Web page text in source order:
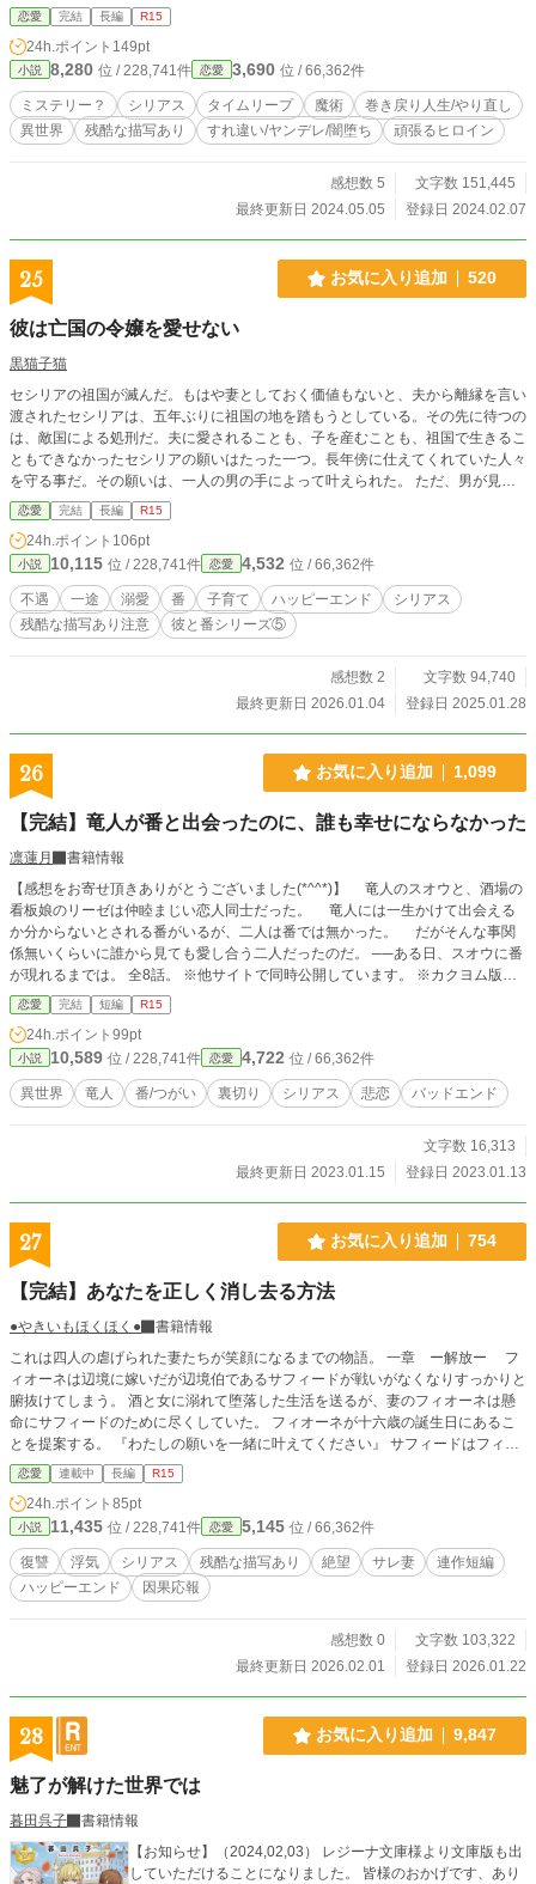
た人生で、真実を探すことにした。 彼と、決別するために。
＊完結まで書き終え済
恋愛 完結 長編 R15
24h.ポイント 149pt
小説 8,280 位 / 228,741件 恋愛 3,690 位 / 66,362件
ミステリー？ シリアス タイムリープ 魔術
巻き戻り人生/やり直し
異世界
残酷な描写あり すれ違い/ヤンデレ/闇堕ち 頑張るヒロイン
感想数 5
文字数 151,445
最終更新日 2024.05.05
登録日 2024.02.07
25 お気に入り追加 520
彼は亡国の令嬢を愛せない
黒猫子猫
セシリアの祖国が滅んだ。もはや妻としておく価値もないと、夫から離縁を言い
渡されたセシリアは、五年ぶりに祖国の地を踏もうとしている。その先に待つの
は、敵国による処刑だ。夫に愛されることも、子を産むことも、祖国で生きるこ
ともできなかったセシリアの願いはたった一つ。長年傍に仕えてくれていた人々
を守る事だ。その願いは、一人の男の手によって叶えられた。 ただ、男が見返
りに求めてきたものは、セシリアの想像をはるかに超えるものだった。 ※同一
世界観の関連作がありますが、これのみで読めます。本シリーズ初の長編作品で
す。 ※ヒーローはスパダリ時々ポンコツです。口も悪いです。
恋愛 完結 長編 R15
24h.ポイント 106pt
小説 10,115 位 / 228,741件 恋愛 4,532 位 / 66,362件
不遇 一途 溺愛 番 子育て ハッピーエンド
シリアス
残酷な描写あり注意
彼と番シリーズ⑤
感想数 2
文字数 94,740
最終更新日 2026.01.04
登録日 2025.01.28
26 お気に入り追加 1,099
【完結】竜人が番と出会ったのに、誰も幸せにならなかった
凛蓮月
書籍情報
【感想をお寄せ頂きありがとうございました(*^^*)】 竜人のスオウと、酒場の
看板娘のリーゼは仲睦まじい恋人同士だった。 竜人には一生かけて出会える
か分からないとされる番がいるが、二人は番では無かった。 だがそんな事関
係無いくらいに誰から見ても愛し合う二人だったのだ。 ──ある日、スオウに番
が現れるまでは。 全8話。 ※他サイトで同時公開しています。 ※カクヨム版よ
り若干加筆修正し、ラストを変更しています。
恋愛 完結 短編 R15
24h.ポイント 99pt
小説 10,589 位 / 228,741件 恋愛 4,722 位 / 66,362件
異世界 竜人 番/つがい 裏切り シリアス 悲恋 バッドエンド
文字数 16,313
最終更新日 2023.01.15
登録日 2023.01.13
27 お気に入り追加 754
【完結】あなたを正しく消し去る方法
●やきいもほくほく●
書籍情報
これは四人の虐げられた妻たちが笑顔になるまでの物語。 一章 ー解放ー フ
ィオーネは辺境に嫁いだが辺境伯であるサフィードが戦いがなくなりすっかりと
腑抜けてしまう。 酒と女に溺れて堕落した生活を送るが、妻のフィオーネは懸
命にサフィードのために尽くしていた。 フィオーネが十六歳の誕生日にあるこ
とを提案する。 『わたしの願いを一緒に叶えてください』 サフィードはフィオ
ーネと共に彼女の願いを叶えていくがやがて──。 二章 ー欲望ー 平民のアスフ
ァルは将来を約束したフラーという女性がいた。 二人で支え合って家族を養っ
ていたが、アスファルはチャンスを掴んで男爵となる。 「フラー、君とはもう
やってはいけない。僕はラウラと結婚するこになった」 アスファルは家族の世
話をすべて任せていたフラーを捨てて、貴族の女性との結婚を選んだ。 けれど
半年後、フラーがアスファルの前に現れて──。 三章 ー猛毒ー 次期宰相である
チェルヴォニは裏表が激しい男だった。 「うるさいっ！ 今はそれどこれでは
よ」 隣国から嫁いできたエリュテイカは彼に惚れており言うことに従ってい
た。 何をしても怒らないエリュテイカ。彼女に隠れて不貞行為を繰り返してい
は──。 四章 ー絶望ー 王太子妃であるカーラーは妹のリリアンと王妃である母
を虐げているようだ。 なのに彼女は初夜を拒んで国王である父に色目を使って
いるという。 そんなカーラーを嫌っていたシュヴァルツだったがある〝真実〟
を知ることになる。 彼女とやり直そうとした時にはすべて手遅れだった。 （次
は……ボクの番だ） シュヴァルツを襲う恐怖と絶望。そしてついに──。 【注
意】 ＊連作短編です。一章ずつ登場人物が違います。 ＊クズ男へのざまぁがた
くさんありますが溺愛要素は皆無です。 ＊苦手な方はご遠慮ください。 ＊誤字
報告はコメントからお願いします。
恋愛 連載中 長編 R15
24h.ポイント 85pt
小説 11,435 位 / 228,741件 恋愛 5,145 位 / 66,362件
復讐 浮気 シリアス 残酷な描写あり 絶望 サレ妻
連作短編
ハッピーエンド
因果応報
感想数 0
文字数 103,322
最終更新日 2026.02.01
登録日 2026.01.22
28 お気に入り追加 9,847
魅了が解けた世界では
暮田呉子
書籍情報
【お知らせ】（2024,02,03） レジーナ文庫様より文庫版も出
していただけることになりました。 皆様のおかげです、あり